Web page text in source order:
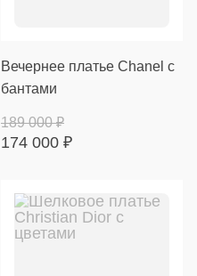
Вечернее платье Chanel с
бантами
174 000 ₽
189 000₽